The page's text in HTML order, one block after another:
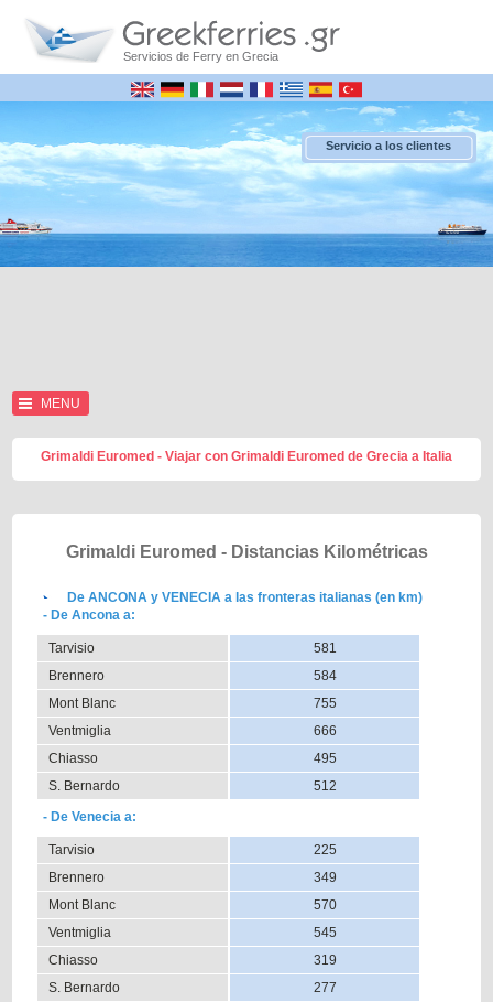
Servicios de Ferry en Grecia
Servicio a los clientes
MENU
Grimaldi Euromed - Viajar con Grimaldi Euromed de Grecia a Italia
Grimaldi Euromed - Distancias Kilométricas
De ANCONA y VENECIA a las fronteras italianas (en km)
- De Ancona a:
Tarvisio
581
Brennero
584
Mont Blanc
755
Ventmiglia
666
Chiasso
495
S. Bernardo
512
- De Venecia a:
Tarvisio
225
Brennero
349
Mont Blanc
570
Ventmiglia
545
Chiasso
319
S. Bernardo
277